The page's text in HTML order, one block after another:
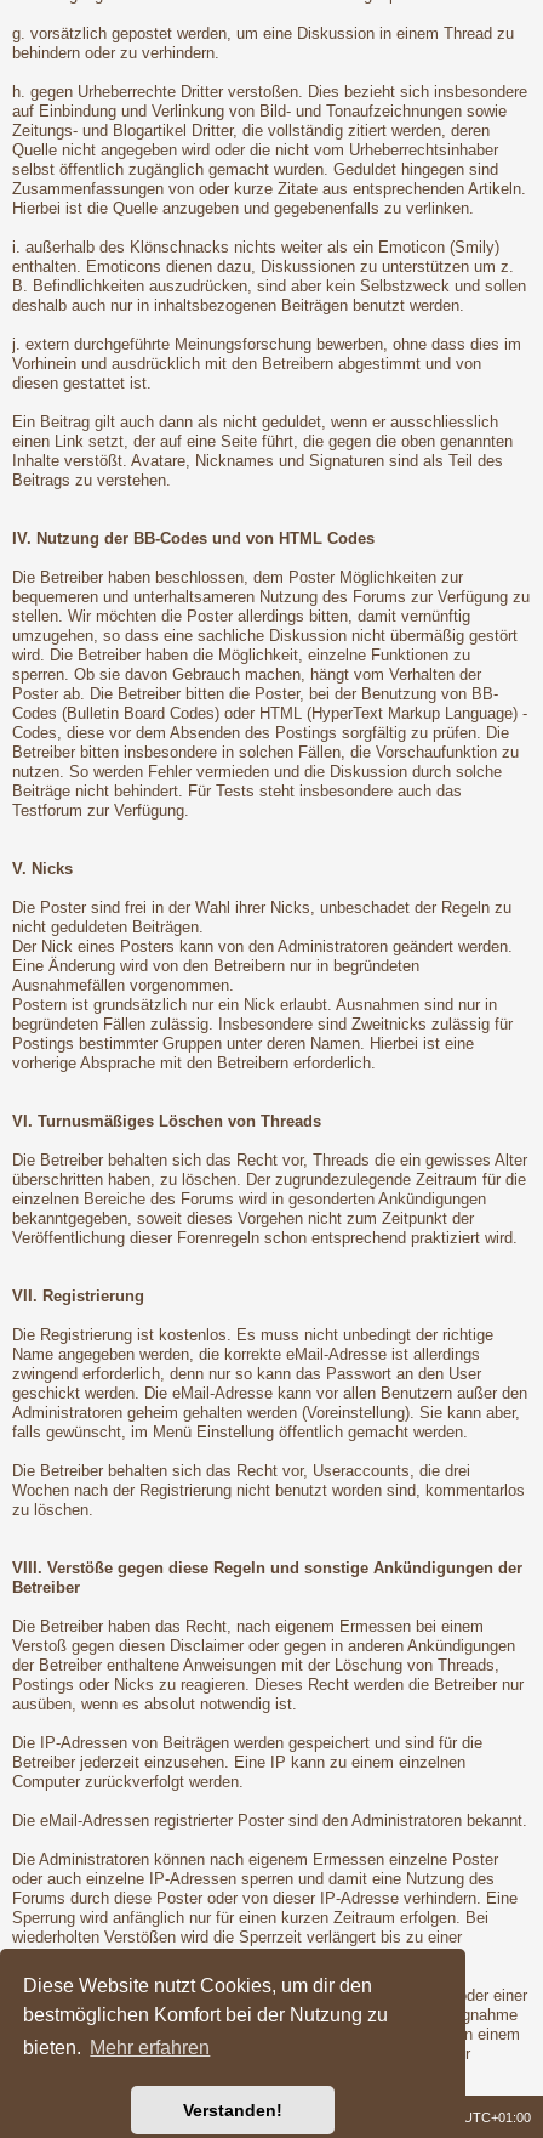
Diese Website nutzt Cookies, um dir den
bestmöglichen Komfort bei der Nutzung zu
bieten. Mehr erfahren
Verstanden!
g. vorsätzlich gepostet werden, um eine Diskussion in einem Thread zu
behindern oder zu verhindern.
h. gegen Urheberrechte Dritter verstoßen. Dies bezieht sich insbesondere
auf Einbindung und Verlinkung von Bild- und Tonaufzeichnungen sowie
Zeitungs- und Blogartikel Dritter, die vollständig zitiert werden, deren
Quelle nicht angegeben wird oder die nicht vom Urheberrechtsinhaber
selbst öffentlich zugänglich gemacht wurden. Geduldet hingegen sind
Zusammenfassungen von oder kurze Zitate aus entsprechenden Artikeln.
Hierbei ist die Quelle anzugeben und gegebenenfalls zu verlinken.
i. außerhalb des Klönschnacks nichts weiter als ein Emoticon (Smily)
enthalten. Emoticons dienen dazu, Diskussionen zu unterstützen um z.
B. Befindlichkeiten auszudrücken, sind aber kein Selbstzweck und sollen
deshalb auch nur in inhaltsbezogenen Beiträgen benutzt werden.
j. extern durchgeführte Meinungsforschung bewerben, ohne dass dies im
Vorhinein und ausdrücklich mit den Betreibern abgestimmt und von
diesen gestattet ist.
Ein Beitrag gilt auch dann als nicht geduldet, wenn er ausschliesslich
einen Link setzt, der auf eine Seite führt, die gegen die oben genannten
Inhalte verstößt. Avatare, Nicknames und Signaturen sind als Teil des
Beitrags zu verstehen.
IV. Nutzung der BB-Codes und von HTML Codes
Die Betreiber haben beschlossen, dem Poster Möglichkeiten zur
bequemeren und unterhaltsameren Nutzung des Forums zur Verfügung zu
stellen. Wir möchten die Poster allerdings bitten, damit vernünftig
umzugehen, so dass eine sachliche Diskussion nicht übermäßig gestört
wird. Die Betreiber haben die Möglichkeit, einzelne Funktionen zu
sperren. Ob sie davon Gebrauch machen, hängt vom Verhalten der
Poster ab. Die Betreiber bitten die Poster, bei der Benutzung von BB-
Codes (Bulletin Board Codes) oder HTML (HyperText Markup Language) -
Codes, diese vor dem Absenden des Postings sorgfältig zu prüfen. Die
Betreiber bitten insbesondere in solchen Fällen, die Vorschaufunktion zu
nutzen. So werden Fehler vermieden und die Diskussion durch solche
Beiträge nicht behindert. Für Tests steht insbesondere auch das
Testforum zur Verfügung.
V. Nicks
Die Poster sind frei in der Wahl ihrer Nicks, unbeschadet der Regeln zu
nicht geduldeten Beiträgen.
Der Nick eines Posters kann von den Administratoren geändert werden.
Eine Änderung wird von den Betreibern nur in begründeten
Ausnahmefällen vorgenommen.
Postern ist grundsätzlich nur ein Nick erlaubt. Ausnahmen sind nur in
begründeten Fällen zulässig. Insbesondere sind Zweitnicks zulässig für
Postings bestimmter Gruppen unter deren Namen. Hierbei ist eine
vorherige Absprache mit den Betreibern erforderlich.
VI. Turnusmäßiges Löschen von Threads
Die Betreiber behalten sich das Recht vor, Threads die ein gewisses Alter
überschritten haben, zu löschen. Der zugrundezulegende Zeitraum für die
einzelnen Bereiche des Forums wird in gesonderten Ankündigungen
bekanntgegeben, soweit dieses Vorgehen nicht zum Zeitpunkt der
Veröffentlichung dieser Forenregeln schon entsprechend praktiziert wird.
VII. Registrierung
Die Registrierung ist kostenlos. Es muss nicht unbedingt der richtige
Name angegeben werden, die korrekte eMail-Adresse ist allerdings
zwingend erforderlich, denn nur so kann das Passwort an den User
geschickt werden. Die eMail-Adresse kann vor allen Benutzern außer den
Administratoren geheim gehalten werden (Voreinstellung). Sie kann aber,
falls gewünscht, im Menü Einstellung öffentlich gemacht werden.
Die Betreiber behalten sich das Recht vor, Useraccounts, die drei
Wochen nach der Registrierung nicht benutzt worden sind, kommentarlos
zu löschen.
VIII. Verstöße gegen diese Regeln und sonstige Ankündigungen der
Betreiber
Die Betreiber haben das Recht, nach eigenem Ermessen bei einem
Verstoß gegen diesen Disclaimer oder gegen in anderen Ankündigungen
der Betreiber enthaltene Anweisungen mit der Löschung von Threads,
Postings oder Nicks zu reagieren. Dieses Recht werden die Betreiber nur
ausüben, wenn es absolut notwendig ist.
Die IP-Adressen von Beiträgen werden gespeichert und sind für die
Betreiber jederzeit einzusehen. Eine IP kann zu einem einzelnen
Computer zurückverfolgt werden.
Die eMail-Adressen registrierter Poster sind den Administratoren bekannt.
Die Administratoren können nach eigenem Ermessen einzelne Poster
oder auch einzelne IP-Adressen sperren und damit eine Nutzung des
Forums durch diese Poster oder von dieser IP-Adresse verhindern. Eine
Sperrung wird anfänglich nur für einen kurzen Zeitraum erfolgen. Bei
wiederholten Verstößen wird die Sperrzeit verlängert bis zu einer
Vor der Löschung eines Nicks oder der Sperrung eines Posters oder einer
IP-Adresse wird dem betroffenen Poster Gelegenheit zur Stellungnahme
gegeben. Dies ist jedoch nur dann möglich, wenn der Verstoß von einem
registrierten Poster begangen wird. Erst nach der Gelegenheit zur
UTC+01:00